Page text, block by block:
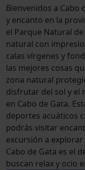
Bienvenidos a Cabo
y encanto en la provi
el Parque Natural de
natural con impresio
calas vírgenes yfond
las mejores cosas qu
zona natural protegi
disfrutar del sol y el
en Cabo de Gata. Est
deportes acuáticos c
podrás visitar encant
excursión a explorar
Cabo de Gata es el d
buscan relaxy ocio e